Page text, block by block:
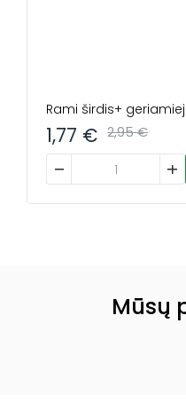
Rami širdis+
2,95€
1,77 €
produkto kiekis:
Mūsų